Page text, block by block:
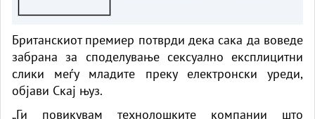
Британскиот премиер потврди дека сака да воведе
забрана за споделување сексуално експлицитни
слики меѓу младите преку електронски уреди,
објави Скај њуз.
„Ги повикувам технолошките компании што